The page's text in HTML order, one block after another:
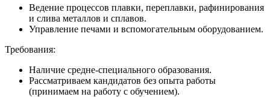
Ведение процессов плавки, переплавки, рафинирования
и слива металлов и сплавов.
Управление печами и вспомогательным оборудованием.
Требования:
Наличие средне-специального образования.
Рассматриваем кандидатов без опыта работы
(принимаем на работу с обучением).